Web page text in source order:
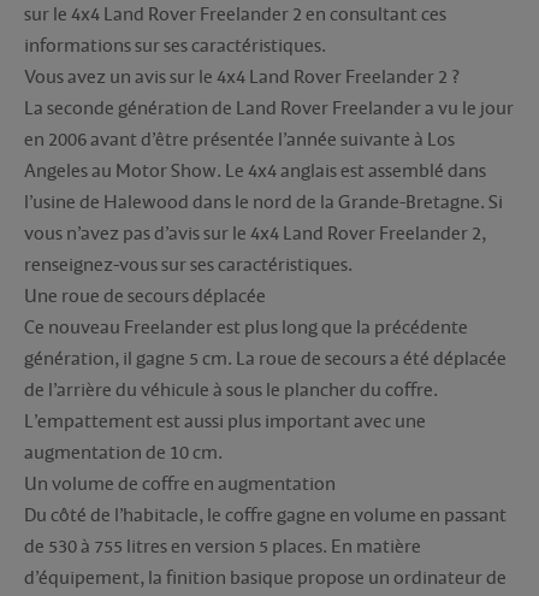
sur le 4x4 Land Rover Freelander 2 en consultant ces
informations sur ses caractéristiques.
Vous avez un avis sur le 4x4 Land Rover Freelander 2 ?
La seconde génération de Land Rover Freelander a vu le jour
en 2006 avant d’être présentée l’année suivante à Los
Angeles au Motor Show. Le 4x4 anglais est assemblé dans
l’usine de Halewood dans le nord de la Grande-Bretagne. Si
vous n’avez pas d’avis sur le 4x4 Land Rover Freelander 2,
renseignez-vous sur ses caractéristiques.
Une roue de secours déplacée
Ce nouveau Freelander est plus long que la précédente
génération, il gagne 5 cm. La roue de secours a été déplacée
de l’arrière du véhicule à sous le plancher du coffre.
L’empattement est aussi plus important avec une
augmentation de 10 cm.
Un volume de coffre en augmentation
Du côté de l’habitacle, le coffre gagne en volume en passant
de 530 à 755 litres en version 5 places. En matière
d’équipement, la finition basique propose un ordinateur de